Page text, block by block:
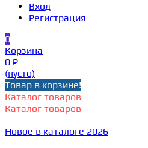
Вход
Регистрация
0
Корзина
0 ₽
(пусто)
Товар в корзине!
Каталог товаров
Каталог товаров
Новое в каталоге 2026